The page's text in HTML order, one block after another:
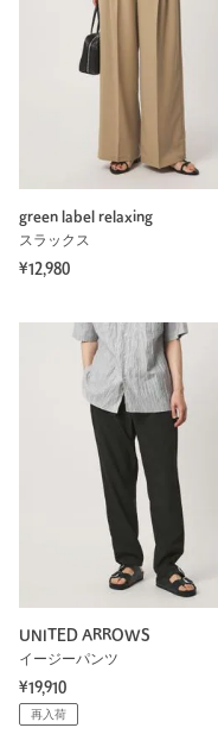
green label relaxing
スラックス
¥12,980
UNITED ARROWS
イージーパンツ
¥19,910
再入荷